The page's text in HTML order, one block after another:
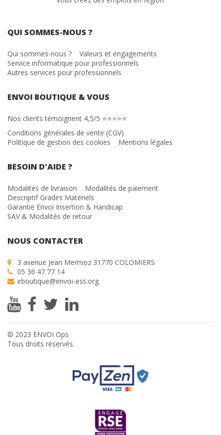
QUI SOMMES-NOUS ?
Qui sommes-nous ?
Valeurs et engagements
Service informatique pour professionnels
Autres services pour professionnels
ENVOI BOUTIQUE & VOUS
Nos clients témoignent 4,5/5 ⭐⭐⭐⭐⭐
Conditions générales de vente (CGV)
Politique de gestion des cookies
Mentions légales
BESOIN D'AIDE ?
Modalités de livraison
Modalités de paiement
Descriptif Grades Matériels
Garantie Envoi Insertion & Handicap
SAV & Modalités de retour
NOUS CONTACTER
3 avenue Jean Mermoz 31770 COLOMIERS
05 36 47 77 14
eboutique@envoi-ess.org
© 2023 ENVOI Ops
Tous droits réservés.